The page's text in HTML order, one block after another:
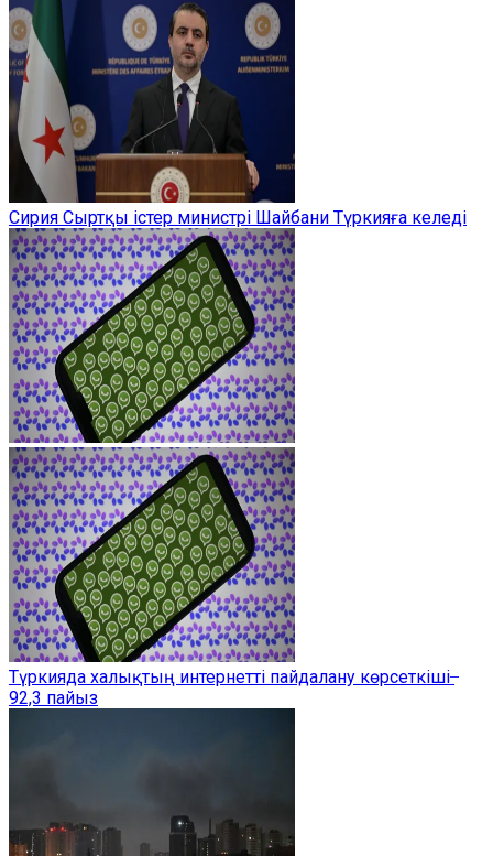
Сирия Сыртқы істер министрі Шайбани Түркияға келеді
Түркияда халықтың интернетті пайдалану көрсеткіші ̶
92,3 пайыз